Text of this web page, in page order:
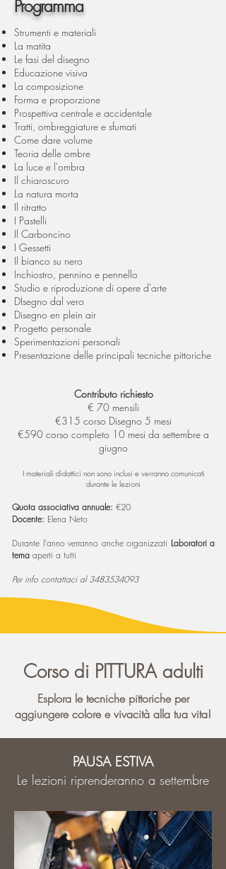
Programma
Strumenti e materiali
La matita
Le fasi del disegno
Educazione visiva
La composizione
Forma e proporzione
Prospettiva centrale e accidentale
Tratti, ombreggiature e sfumati
Come dare volume
Teoria delle ombre
La luce e l'ombra
Il chiaroscuro
La natura morta
Il ritratto
I Pastelli
Il Carboncino
I Gessetti
Il bianco su nero
Inchiostro, pennino e pennello
Studio e riproduzione di opere d'arte
DIsegno dal vero
Disegno en plein air
Progetto personale
Sperimentazioni personali
Presentazione delle principali tecniche pittoriche
Contributo richiesto
€ 70 mensili
€315 corso Disegno 5 mesi
€590 corso completo 10 mesi da settembre a
giugno
I materiali didattici non sono inclusi e verranno comunicati
durante le lezioni
Quota associativa annuale: €20
Docente: Elena Neto
Durante l'anno verranno anche organizzati Laboratori a
tema aperti a tutti
Per info contattaci al3483534093
Corso di PITTURA adulti
Esplora le tecniche pittoriche per
aggiungere colore e vivacità alla tua vita!
PAUSA ESTIVA
Le lezioni riprenderanno a settembre